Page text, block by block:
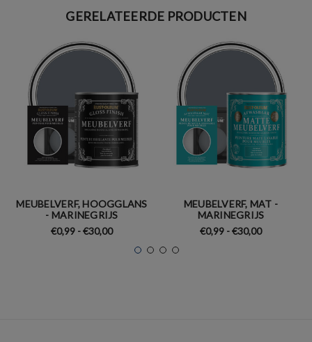
GERELATEERDE PRODUCTEN
MEUBELVERF, HOOGGLANS
- MARINEGRIJS
€0,99 - €30,00
MEUBELVERF, MAT -
MARINEGRIJS
€0,99 - €30,00